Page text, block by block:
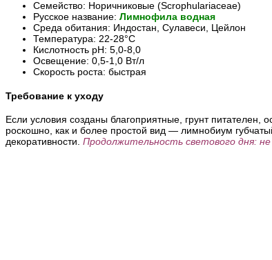
Семейство: Норичниковые (Scrophulariaceae)
Русское название: Лимнофила водная
Среда обитания: Индостан, Сулавеси, Цейлон
Температура: 22-28°С
Кислотность pH: 5,0-8,0
Освещение: 0,5-1,0 Вт/л
Скорость роста: быстрая
Требование к уходу
Если условия созданы благоприятные, грунт
роскошно, как и более простой вид — лимнобиум
декоративности. Продолжительность светового дня: не